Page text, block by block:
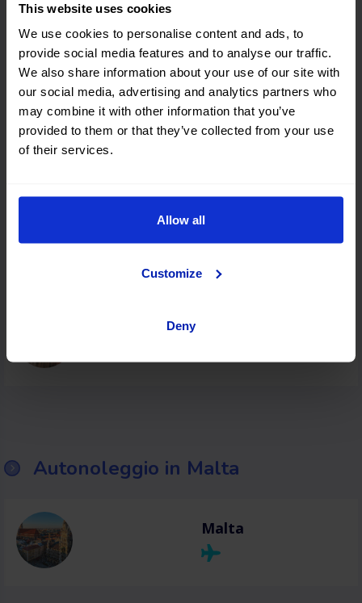
This website uses cookies
We use cookies to personalise content and ads, to
provide social media features and to analyse our traffic.
We also share information about your use of our site with
our social media, advertising and analytics partners who
may combine it with other information that you’ve
provided to them or that they’ve collected from your use
of their services.
Allow all
Customize
Deny
Chania
Rodi
Autonoleggio in Malta
Malta